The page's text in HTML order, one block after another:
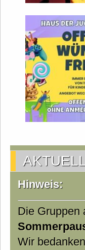
Hinweis:
Die Gruppen
Wir